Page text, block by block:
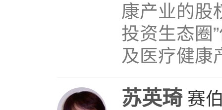
康产业的股
投资生态圈
及医疗健康
苏英琦 赛